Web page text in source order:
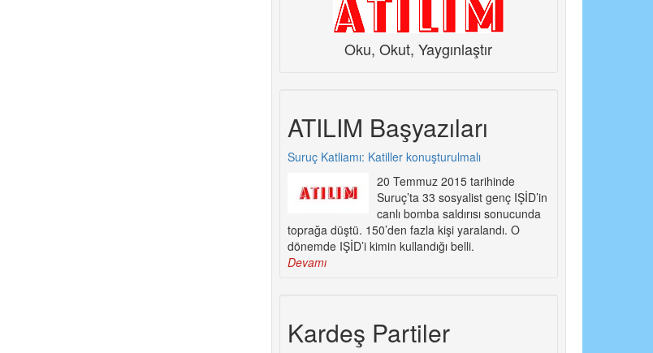
Oku, Okut, Yaygınlaştır
ATILIM Başyazıları
Suruç Katliamı: Katiller konuşturulmalı
20 Temmuz 2015 tarihinde
Suruç’ta 33 sosyalist genç IŞİD’in
canlı bomba saldırısı sonucunda
toprağa düştü. 150’den fazla kişi yaralandı. O
dönemde IŞİD’i kimin kullandığı belli.
Devamı
Kardeş Partiler